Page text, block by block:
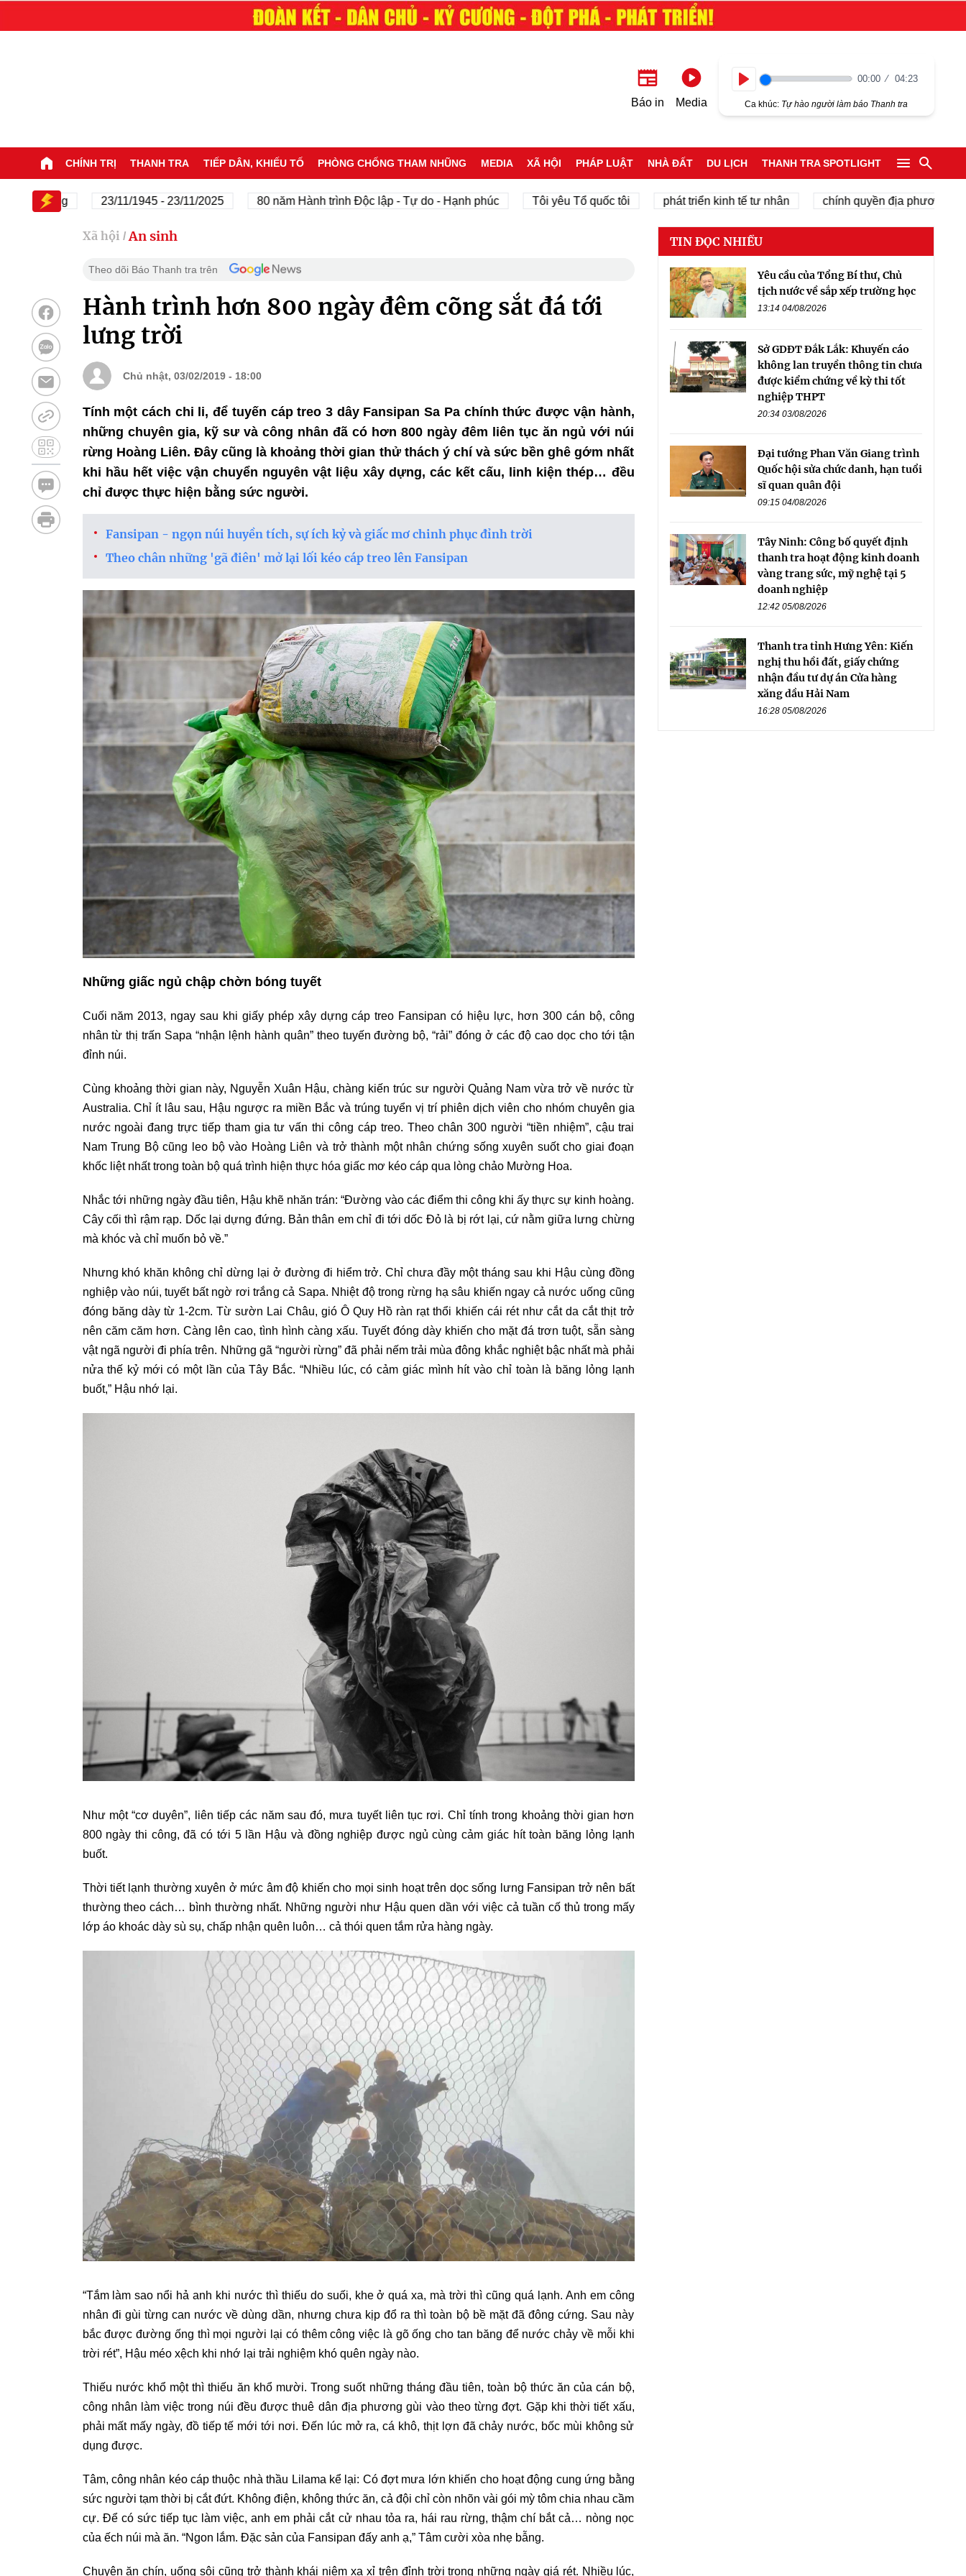
Báo in Media
00:00 04:23
Ca khúc: Tự hào người làm báo Thanh tra
CHÍNH TRỊ THANH TRA TIẾP DÂN, KHIẾU TỐ PHÒNG CHỐNG THAM NHŨNG MEDIA XÃ HỘI PHÁP LUẬT NHÀ ĐẤT DU LỊCH THANH TRA SPOTLIGHT
23/11/1945 - 23/11/2025 80 năm Hành trình Độc lập - Tự do - Hạnh phúc Tôi yêu Tổ quốc tôi phát triển kinh tế tư nhân chính quyền địa phương 2 cấp
Xã hội / An sinh
Theo dõi Báo Thanh tra trên
Hành trình hơn 800 ngày đêm cõng sắt đá tới
lưng trời
Chủ nhật, 03/02/2019 - 18:00
Tính một cách chi li, để tuyến cáp treo 3 dây Fansipan Sa Pa chính thức được vận hành,
những chuyên gia, kỹ sư và công nhân đã có hơn 800 ngày đêm liên tục ăn ngủ với núi
rừng Hoàng Liên. Đây cũng là khoảng thời gian thử thách ý chí và sức bền ghê gớm nhất
khi hầu hết việc vận chuyển nguyên vật liệu xây dựng, các kết cấu, linh kiện thép… đều
chỉ được thực hiện bằng sức người.
Fansipan - ngọn núi huyền tích, sự ích kỷ và giấc mơ chinh phục đỉnh trời
Theo chân những 'gã điên' mở lại lối kéo cáp treo lên Fansipan
Những giấc ngủ chập chờn bóng tuyết
Cuối năm 2013, ngay sau khi giấy phép xây dựng cáp treo Fansipan có hiệu lực, hơn 300 cán bộ, công
nhân từ thị trấn Sapa “nhận lệnh hành quân” theo tuyến đường bộ, “rải” đóng ở các độ cao dọc cho tới tận
đỉnh núi.
Cùng khoảng thời gian này, Nguyễn Xuân Hậu, chàng kiến trúc sư người Quảng Nam vừa trở về nước từ
Australia. Chỉ ít lâu sau, Hậu ngược ra miền Bắc và trúng tuyển vị trí phiên dịch viên cho nhóm chuyên gia
nước ngoài đang trực tiếp tham gia tư vấn thi công cáp treo. Theo chân 300 người “tiền nhiệm”, cậu trai
Nam Trung Bộ cũng leo bộ vào Hoàng Liên và trở thành một nhân chứng sống xuyên suốt cho giai đoạn
khốc liệt nhất trong toàn bộ quá trình hiện thực hóa giấc mơ kéo cáp qua lòng chảo Mường Hoa.
Nhắc tới những ngày đầu tiên, Hậu khẽ nhăn trán: “Đường vào các điểm thi công khi ấy thực sự kinh hoàng.
Cây cối thì rậm rạp. Dốc lại dựng đứng. Bản thân em chỉ đi tới dốc Đỏ là bị rớt lại, cứ nằm giữa lưng chừng
mà khóc và chỉ muốn bỏ về.”
Nhưng khó khăn không chỉ dừng lại ở đường đi hiểm trở. Chỉ chưa đầy một tháng sau khi Hậu cùng đồng
nghiệp vào núi, tuyết bất ngờ rơi trắng cả Sapa. Nhiệt độ trong rừng hạ sâu khiến ngay cả nước uống cũng
đóng băng dày từ 1-2cm. Từ sườn Lai Châu, gió Ô Quy Hồ ràn rạt thổi khiến cái rét như cắt da cắt thịt trở
nên căm căm hơn. Càng lên cao, tình hình càng xấu. Tuyết đóng dày khiến cho mặt đá trơn tuột, sẵn sàng
vật ngã người đi phía trên. Những gã “người rừng” đã phải nếm trải mùa đông khắc nghiệt bậc nhất mà phải
nửa thế kỷ mới có một lần của Tây Bắc. “Nhiều lúc, có cảm giác mình hít vào chỉ toàn là băng lỏng lạnh
buốt,” Hậu nhớ lại.
Như một “cơ duyên”, liên tiếp các năm sau đó, mưa tuyết liên tục rơi. Chỉ tính trong khoảng thời gian hơn
800 ngày thi công, đã có tới 5 lần Hậu và đồng nghiệp được ngủ cùng cảm giác hít toàn băng lỏng lạnh
buốt.
Thời tiết lạnh thường xuyên ở mức âm độ khiến cho mọi sinh hoạt trên dọc sống lưng Fansipan trở nên bất
thường theo cách… bình thường nhất. Những người như Hậu quen dần với việc cả tuần cố thủ trong mấy
lớp áo khoác dày sù sụ, chấp nhận quên luôn… cả thói quen tắm rửa hàng ngày.
“Tắm làm sao nổi hả anh khi nước thì thiếu do suối, khe ở quá xa, mà trời thì cũng quá lạnh. Anh em công
nhân đi gùi từng can nước về dùng dần, nhưng chưa kịp đổ ra thì toàn bộ bề mặt đã đông cứng. Sau này
bắc được đường ống thì mọi người lại có thêm công việc là gõ ống cho tan băng để nước chảy về mỗi khi
trời rét”, Hậu méo xệch khi nhớ lại trải nghiệm khó quên ngày nào.
Thiếu nước khổ một thì thiếu ăn khổ mười. Trong suốt những tháng đầu tiên, toàn bộ thức ăn của cán bộ,
công nhân làm việc trong núi đều được thuê dân địa phương gùi vào theo từng đợt. Gặp khi thời tiết xấu,
phải mất mấy ngày, đồ tiếp tế mới tới nơi. Đến lúc mở ra, cá khô, thịt lợn đã chảy nước, bốc mùi không sử
dụng được.
Tâm, công nhân kéo cáp thuộc nhà thầu Lilama kể lại: Có đợt mưa lớn khiến cho hoạt động cung ứng bằng
sức người tạm thời bị cắt đứt. Không điện, không thức ăn, cả đội chỉ còn nhõn vài gói mỳ tôm chia nhau cầm
cự. Để có sức tiếp tục làm việc, anh em phải cắt cử nhau tỏa ra, hái rau rừng, thậm chí bắt cả… nòng nọc
của ếch núi mà ăn. “Ngon lắm. Đặc sản của Fansipan đấy anh ạ,” Tâm cười xòa nhẹ bẫng.
Chuyện ăn chín, uống sôi cũng trở thành khái niệm xa xỉ trên đỉnh trời trong những ngày giá rét. Nhiều lúc,
TIN ĐỌC NHIỀU
Yêu cầu của Tổng Bí thư, Chủ
tịch nước về sắp xếp trường học
13:14 04/08/2026
Sở GDĐT Đắk Lắk: Khuyến cáo
không lan truyền thông tin chưa
được kiểm chứng về kỳ thi tốt
nghiệp THPT
20:34 03/08/2026
Đại tướng Phan Văn Giang trình
Quốc hội sửa chức danh, hạn tuổi
sĩ quan quân đội
09:15 04/08/2026
Tây Ninh: Công bố quyết định
thanh tra hoạt động kinh doanh
vàng trang sức, mỹ nghệ tại 5
doanh nghiệp
12:42 05/08/2026
Thanh tra tỉnh Hưng Yên: Kiến
nghị thu hồi đất, giấy chứng
nhận đầu tư dự án Cửa hàng
xăng dầu Hải Nam
16:28 05/08/2026